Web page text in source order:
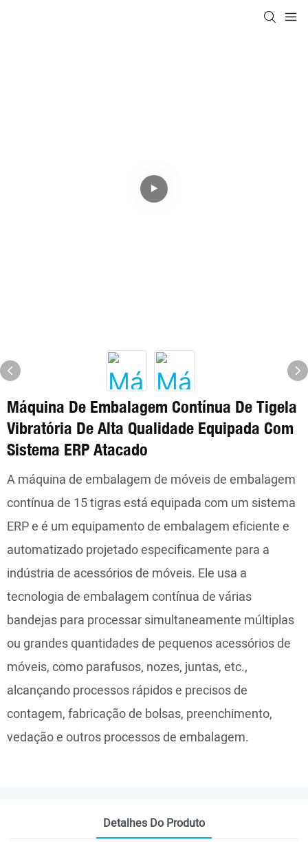
Máquina De Embalagem Contínua De Tigela
Vibratória De Alta Qualidade Equipada Com
Sistema ERP Atacado
A máquina de embalagem de móveis de embalagem
contínua de 15 tigras está equipada com um sistema
ERP e é um equipamento de embalagem eficiente e
automatizado projetado especificamente para a
indústria de acessórios de móveis. Ele usa a
tecnologia de embalagem contínua de várias
bandejas para processar simultaneamente múltiplas
ou grandes quantidades de pequenos acessórios de
móveis, como parafusos, nozes, juntas, etc.,
alcançando processos rápidos e precisos de
contagem, fabricação de bolsas, preenchimento,
vedação e outros processos de embalagem.
Detalhes Do Produto